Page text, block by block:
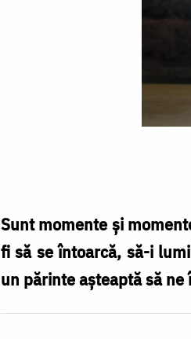
Sunt momente și
fi să se întoarcă, să-i
un părinte așteaptă să